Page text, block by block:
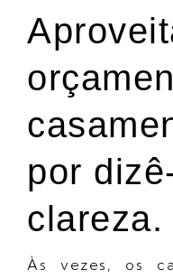
por
clareza.
Às vezes, os